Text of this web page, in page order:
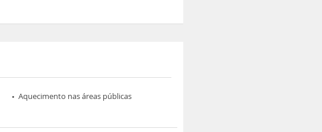
Aquecimento nas áreas públicas